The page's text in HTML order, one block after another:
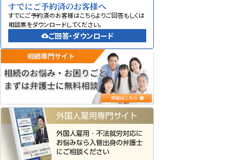
すでにご予約済のお客様へ
すでにご予約済のお客様はこちらよりご回答もしくは
相談票をダウンロードしてください。
cloud_downloadご回答・ダウンロード